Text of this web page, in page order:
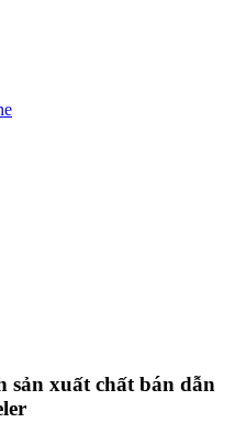
sản xuất chất bán dẫn